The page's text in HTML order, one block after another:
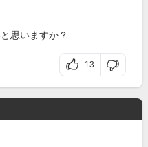
思いますか？
13